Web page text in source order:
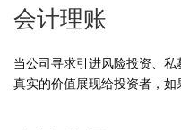
会计理账
当公司寻求引进风险投资、
真实的价值展现给投资者，